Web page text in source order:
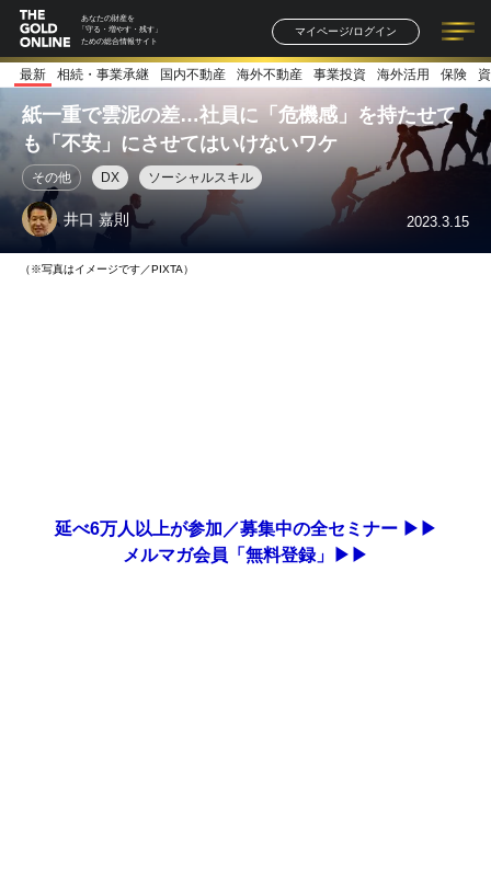
あなたの財産を
「守る・増やす・残す」
ための総合情報サイト
マイページ/ログイン
記事一覧 連載一覧
著者一覧 書籍一覧
最新 相続・事業承継 国内不動産 海外不動産 事業投資 海外活用 保険
紙一重で雲泥の差…社員に「危機感」を持たせて
も「不安」にさせてはいけないワケ
その他 DX ソーシャルスキル
井口 嘉則 2023.3.15
（※写真はイメージです／PIXTA）
延べ6万人以上が参加／募集中の全セミナー ▶▶
メルマガ会員「無料登録」▶▶